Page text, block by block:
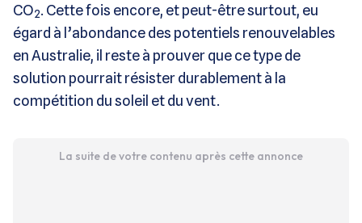
CO2. Cette fois encore, et peut-être surtout, eu
égard à l’abondance des potentiels renouvelables
en Australie, il reste à prouver que ce type de
solution pourrait résister durablement à la
compétition du soleil et du vent.
La suite de votre contenu après cette annonce